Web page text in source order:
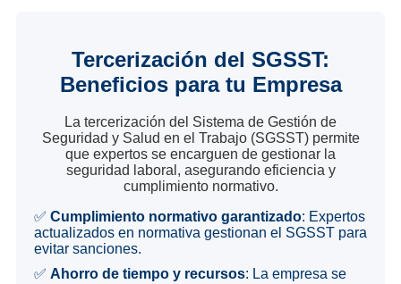
Tercerización del SGSST:
Beneficios para tu Empresa
La tercerización del Sistema de Gestión de
Seguridad y Salud en el Trabajo (SGSST) permite
que expertos se encarguen de gestionar la
seguridad laboral, asegurando eficiencia y
cumplimiento normativo.
✅ Cumplimiento normativo garantizado: Expertos
actualizados en normativa gestionan el SGSST para
evitar sanciones.
✅ Ahorro de tiempo y recursos: La empresa se